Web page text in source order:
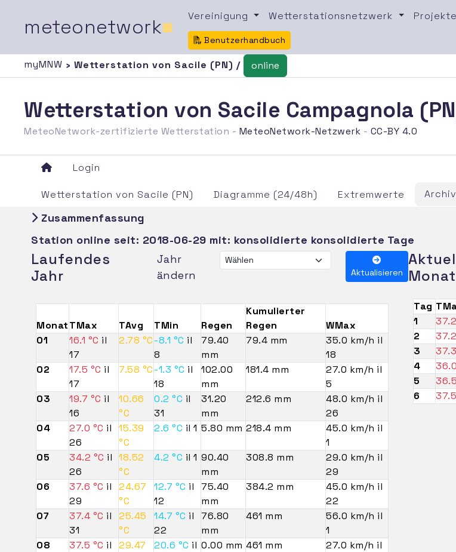
meteonetwork■ Vereinigung Wetterstationsnetzwerk Projekte
Benutzerhandbuch
myMNW › Wetterstation von Sacile (PN) / online
Wetterstation von Sacile Campagnola
MeteoNetwork-zertifizierte Wetterstation - MeteoNetwork-Netzwerk - CC-BY 4.0
Login
Wetterstation von Sacile (PN) Diagramme (24/48h) Extremwerte
Zusammenfassung
Station online seit: 2018-06-29 mit: konsolidierte konsolidierte Tage
Laufendes
Jahr
Jahr
ändern
Aktualisieren
Monat
MonatTMax TAvg TMin Regen
Kumulierter
Regen
WMax
01
16.1 °C il
17
2.78 °C-8.1 °C il
8
79.40
mm
79.4 mm
35.0 km/h il
18
02
17.5 °C il
17
7.58 °C-1.3 °C il
18
102.00
mm
181.4 mm
27.0 km/h il
5
03
19.7 °C il
16
10.66
°C
0.2 °C il
31
31.20
mm
212.6 mm
48.0 km/h il
26
04
27.0 °C il
26
15.39
°C
2.6 °C il 1 5.80 mm 218.4 mm
45.0 km/h il
1
05
34.2 °C il
26
18.52
°C
4.2 °C il 1 90.40
mm
308.8 mm
29.0 km/h il
29
06
37.6 °C il
29
24.67
°C
12.7 °C il
12
75.40
mm
384.2 mm
45.0 km/h il
22
07
37.4 °C il
31
25.45
°C
14.7 °C il
22
76.80
mm
461 mm
56.0 km/h il
1
08
37.5 °C il
29.47
20.6 °C il 0.00 mm 461 mm
27.0 km/h il
Tag
1
2
3
4
5
6